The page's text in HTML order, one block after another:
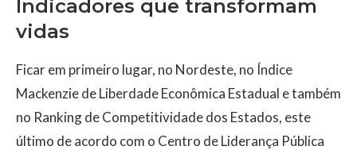
Indicadores que transformam
vidas
Ficar em primeiro lugar, no Nordeste, no Índice
Mackenzie de Liberdade Econômica Estadual e também
no Ranking de Competitividade dos Estados, este
último de acordo com o Centro de Liderança Pública